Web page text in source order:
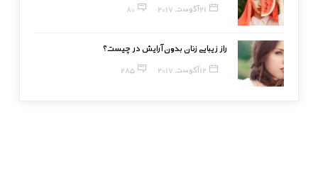
21 آگوست, 2017 80
راز زیبایی زنان بدون آرایش در چیست؟
12 آگوست, 2017 285